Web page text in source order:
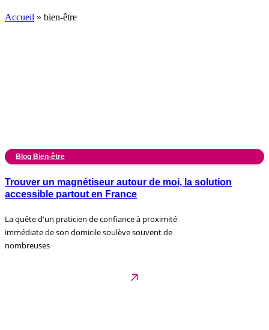
Accueil » bien-être
Blog Bien-être
Trouver un magnétiseur autour de moi, la solution
accessible partout en France
La quête d'un praticien de confiance à proximité
immédiate de son domicile soulève souvent de
nombreuses